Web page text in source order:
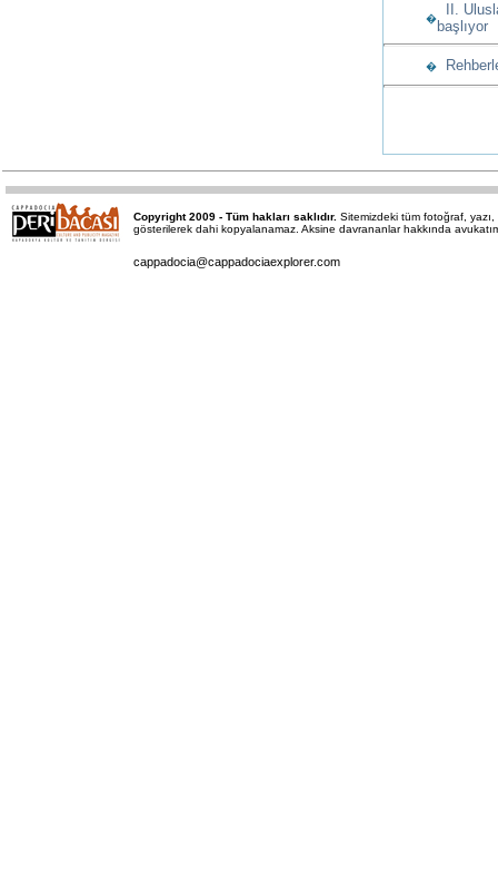
�
II.
başlıyor
�
Copyright 2009 - Tüm hakları saklıdır. Sitemizdeki tüm fotoğraf,
gösterilerek dahi kopyalanamaz. Aksine davrananlar hakkında
cappadocia@cappadociaexplorer.com